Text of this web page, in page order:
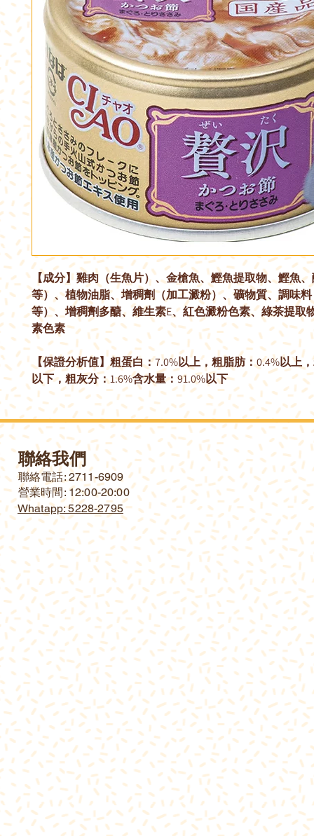
【成分】雞肉（生魚片）、金槍魚、鰹魚提取物、鰹魚
等）、植物油脂、增稠劑（加工澱粉）、礦物質、調味
等）、增稠劑多醣、維生素E、紅色澱粉色素、綠茶提取
素色素
【保證分析值】粗蛋白：7.0%以上，粗脂肪：0.4%以上
以下，粗灰分：1.6%含水量：91.0%以下
聯絡我們
​聯絡電話: 2711-6909
營業時間: 12:00-20:00
Whatapp: 5228-2795